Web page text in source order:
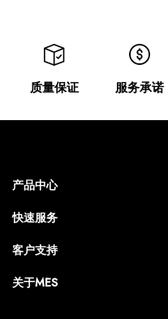
质量保证 服务承诺
产品中心
快速服务
客户支持
关于MES